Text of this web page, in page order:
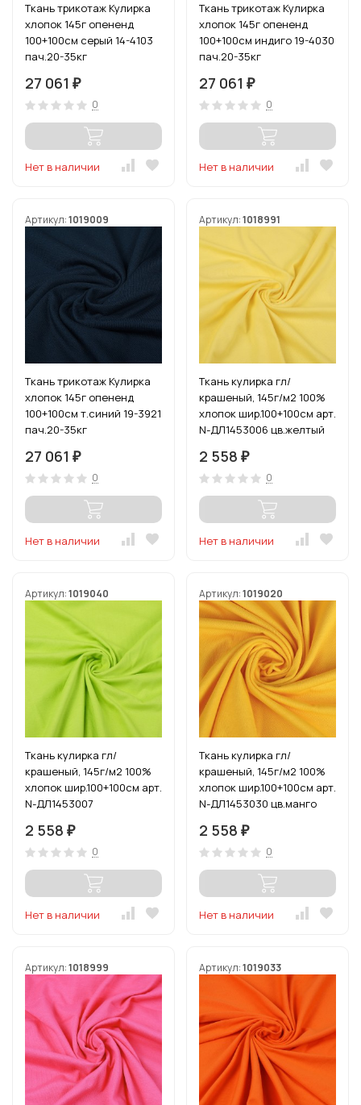
Ткань трикотаж Кулирка
хлопок 145г опененд
100+100см серый 14-4103
пач.20-35кг
27 061 ₽
0
Нет в наличии
Ткань трикотаж Кулирка
хлопок 145г опененд
100+100см индиго 19-4030
пач.20-35кг
27 061 ₽
0
Нет в наличии
Артикул:1019009
Ткань трикотаж Кулирка
хлопок 145г опененд
100+100см т.синий 19-3921
пач.20-35кг
27 061 ₽
0
Нет в наличии
Артикул:1018991
Ткань кулирка гл/
крашеный, 145г/м2 100%
хлопок шир.100+100см арт.
N-ДЛ1453006 цв.желтый
2 558 ₽
0
Нет в наличии
Артикул:1019040
Ткань кулирка гл/
крашеный, 145г/м2 100%
хлопок шир.100+100см арт.
N-ДЛ1453007
2 558 ₽
0
Нет в наличии
Артикул:1019020
Ткань кулирка гл/
крашеный, 145г/м2 100%
хлопок шир.100+100см арт.
N-ДЛ1453030 цв.манго
2 558 ₽
0
Нет в наличии
Артикул:1018999 Артикул:1019033